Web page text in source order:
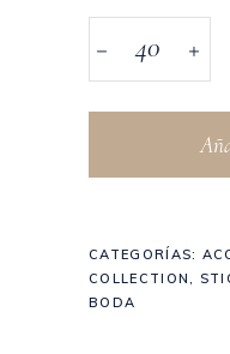
CATEGORÍAS:
COLLECTION,
BODA